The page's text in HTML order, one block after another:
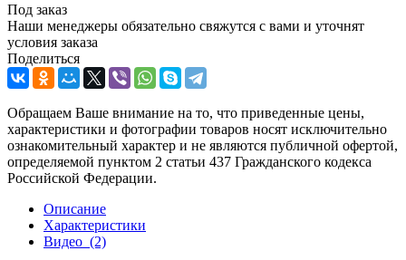
Под заказ
Наши менеджеры обязательно свяжутся с вами и уточнят
условия заказа
Поделиться
Обращаем Ваше внимание на то, что приведенные цены,
характеристики и фотографии товаров носят исключительно
ознакомительный характер и не являются публичной офертой,
определяемой пунктом 2 статьи 437 Гражданского кодекса
Российской Федерации.
Описание
Характеристики
Видео (2)